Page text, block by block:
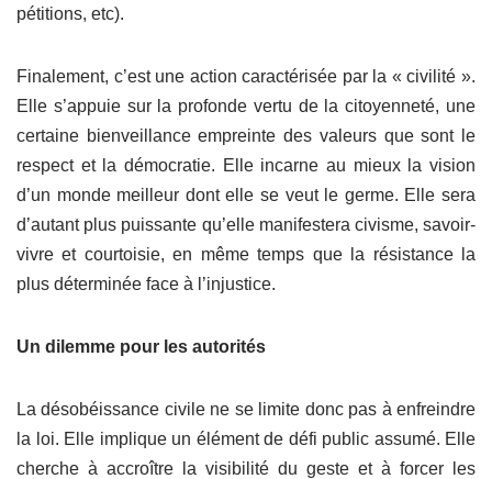
pétitions, etc).
Finalement, c’est une action caractérisée par la « civilité ».
Elle s’appuie sur la profonde vertu de la citoyenneté, une
certaine bienveillance empreinte des valeurs que sont le
respect et la démocratie. Elle incarne au mieux la vision
d’un monde meilleur dont elle se veut le germe. Elle sera
d’autant plus puissante qu’elle manifestera civisme, savoir-
vivre et courtoisie, en même temps que la résistance la
plus déterminée face à l’injustice.
Un dilemme pour les autorités
La désobéissance civile ne se limite donc pas à enfreindre
la loi. Elle implique un élément de défi public assumé. Elle
cherche à accroître la visibilité du geste et à forcer les